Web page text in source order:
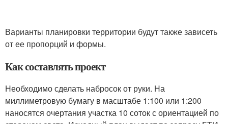
Варианты планировки территории будут также зависеть
от ее пропорций и формы.
Как составлять проект
Необходимо сделать набросок от руки. На
миллиметровую бумагу в масштабе 1:100 или 1:200
наносятся очертания участка 10 соток с ориентацией по